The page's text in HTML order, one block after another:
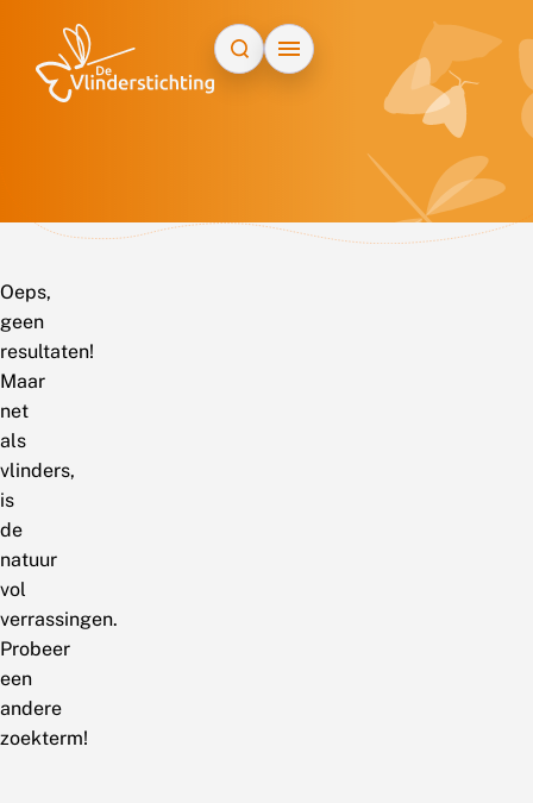
Oeps,
geen
resultaten!
Maar
net
als
vlinders,
is
de
natuur
vol
verrassingen.
Probeer
een
andere
zoekterm!